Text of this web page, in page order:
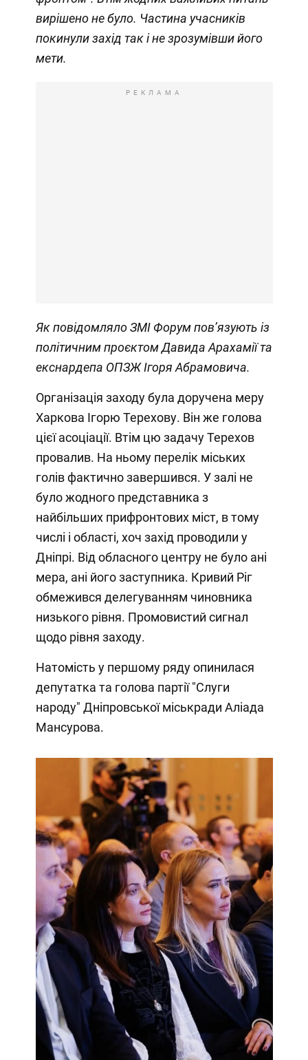
вирішено не було. Частина учасників
покинули захід так і не зрозумівши його
мети.
РЕКЛАМА
Як повідомляло ЗМІ Форумпов’язують із
політичним проєктом Давида Арахамії та
екснардепа ОПЗЖ Ігоря Абрамовича.
Організація заходу була доручена меру
Харкова Ігорю Терехову. Він же голова
цієї асоціації. Втім цю задачу Терехов
провалив. На ньому перелік міських
голів фактично завершився. У залі не
було жодного представника з
найбільших прифронтових міст, в тому
числі і області, хоч захід проводили у
Дніпрі. Від обласного центру не було ані
мера, ані його заступника. Кривий Ріг
обмежився делегуванням чиновника
низького рівня. Промовистий сигнал
щодо рівня заходу.
Натомість у першому ряду опинилася
депутатка та голова партії "Слуги
народу" Дніпровської міськради Аліада
Мансурова.